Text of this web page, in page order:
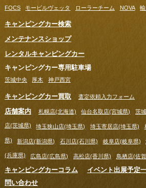
FOCS モービルヴェッタ ローラーチーム NOVA
キャンピングカー検索
メンテナンスショップ
レンタルキャンピングカー
キャンピングカー専用駐車場
茨城中央 厚木 神戸西宮
キャンピングカー買取 査定依頼入力フォーム
店舗案内 札幌店(北海道) 仙台名取店(宮城県) 茨
店(茨城県) 埼玉狭山店(埼玉県) 埼玉寄居店(埼玉県)
県) 新潟店(新潟県) 石川店(石川県) 岐阜店(岐阜県)
(兵庫県) 広島店(広島県) 高松店(香川県) 鳥栖店(佐
キャンピングカーコラム イベント出展予定
問い合わせ